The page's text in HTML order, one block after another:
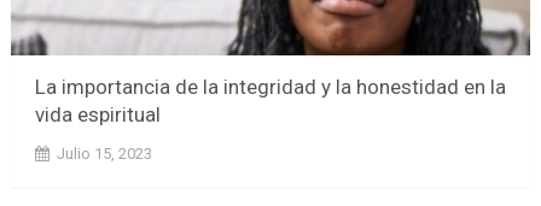
La importancia de la integridad y la honestidad en la
vida espiritual
Julio 15, 2023